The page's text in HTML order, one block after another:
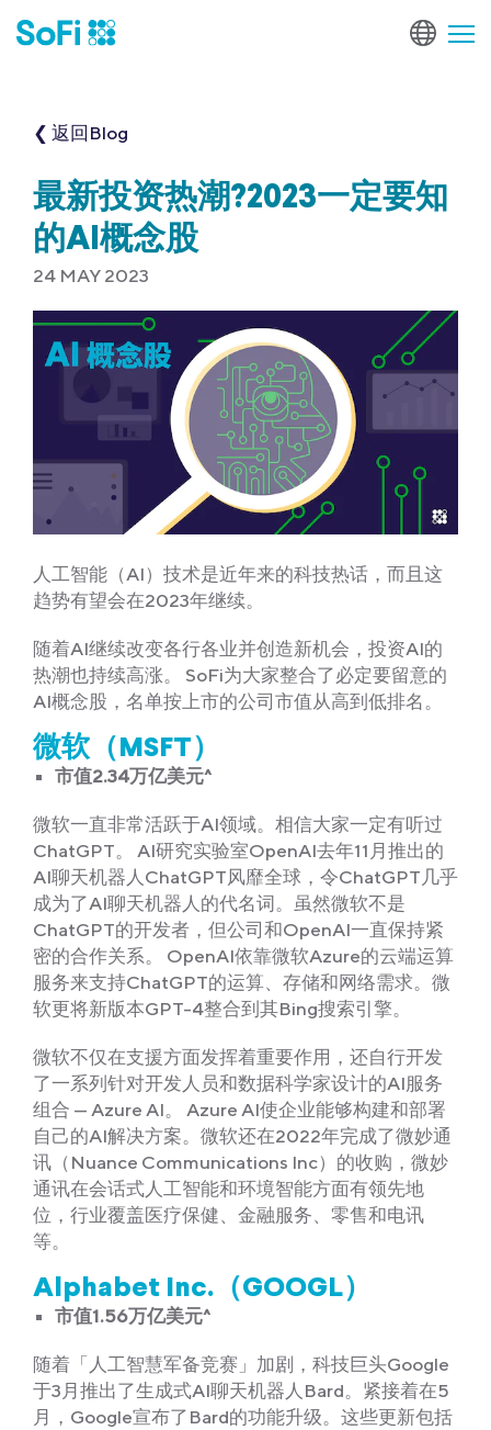
❮ 返回Blog
最新投资热潮?2023一定要知
的AI概念股
24 MAY 2023
人工智能（AI）技术是近年来的科技热话，而且这
趋势有望会在2023年继续。
随着AI继续改变各行各业并创造新机会，投资AI的
热潮也持续高涨。 SoFi为大家整合了必定要留意的
AI概念股，名单按上市的公司市值从高到低排名。
微软（MSFT）
市值2.34万亿美元^
微软一直非常活跃于AI领域。相信大家一定有听过
ChatGPT。 AI研究实验室OpenAI去年11月推出的
AI聊天机器人ChatGPT风靡全球，令ChatGPT几乎
成为了AI聊天机器人的代名词。虽然微软不是
ChatGPT的开发者，但公司和OpenAI一直保持紧
密的合作关系。 OpenAI依靠微软Azure的云端运算
服务来支持ChatGPT的运算、存储和网络需求。微
软更将新版本GPT-4整合到其Bing搜索引擎。
微软不仅在支援方面发挥着重要作用，还自行开发
了一系列针对开发人员和数据科学家设计的AI服务
组合 — Azure AI。 Azure AI使企业能够构建和部署
自己的AI解决方案。微软还在2022年完成了微妙通
讯（Nuance Communications Inc）的收购，微妙
通讯在会话式人工智能和环境智能方面有领先地
位，行业覆盖医疗保健、金融服务、零售和电讯
等。
Alphabet Inc.（GOOGL）
市值1.56万亿美元^
随着「人工智慧军备竞赛」加剧，科技巨头Google
于3月推出了生成式AI聊天机器人Bard。紧接着在5
月，Google宣布了Bard的功能升级。这些更新包括